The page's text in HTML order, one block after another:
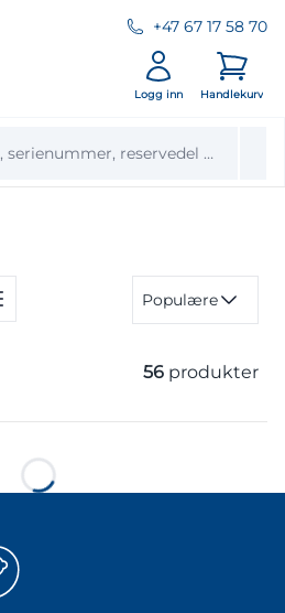
+47 67 17 58 70
Logg inn Handlekurv
Populære
56 produkter
Loading...